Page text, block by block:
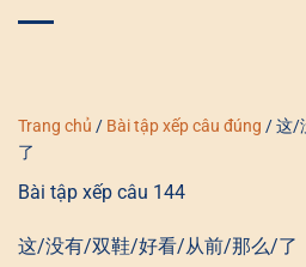
Trang chủ / Bài tập xếp câu đúng /这/
了
Bài tập xếp câu 144
这/没有/双鞋/好看/从前/那么/了